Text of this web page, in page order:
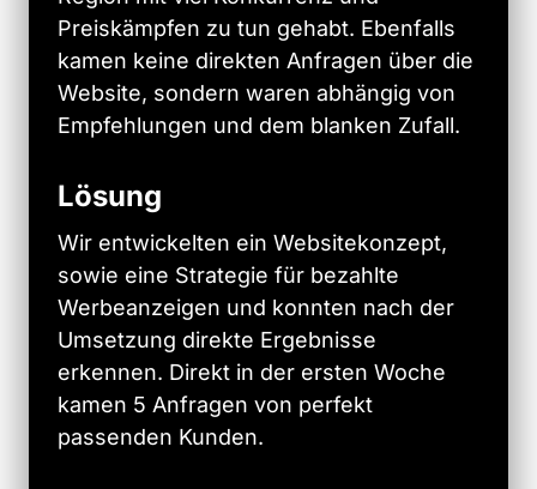
Preiskämpfen zu tun gehabt.
kamen keine direkten Anfragen über
Website, sondern waren abhängig
Empfehlungen und dem blanken Zufall.
Lösung
Wir entwickelten ein
sowie eine Strategie für
Werbeanzeigen und konnten nach
Umsetzung direkte
erkennen. Direkt in der ersten
kamen 5 Anfragen von
passenden Kunden.